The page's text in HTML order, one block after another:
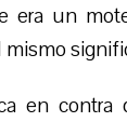
un
en